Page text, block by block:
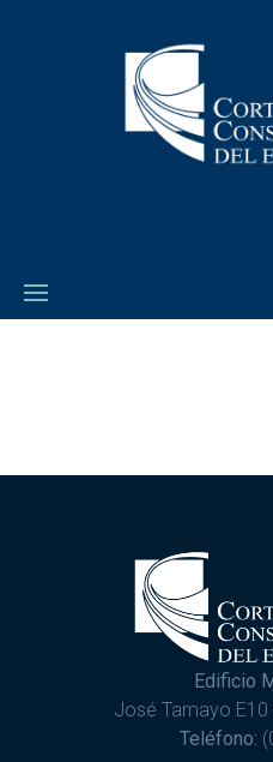
Edificio
José Tamayo
Teléfono: